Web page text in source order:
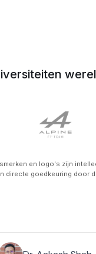
en logo's zijn
directe goedkeuring door